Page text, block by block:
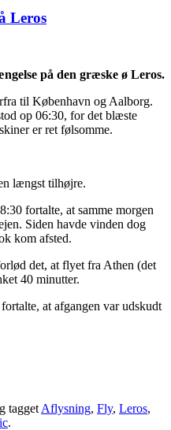
Leros
på den græske ø Leros.
til København og Aalborg.
op 06:30, for det blæste
er ret følsomme.
længst tilhøjre.
fortalte, at samme morgen
Siden havde vinden dog
kom afsted.
det, at flyet fra Athen (det
40 minutter.
at afgangen var udskudt
tagget Aflysning, Fly, Leros,
.